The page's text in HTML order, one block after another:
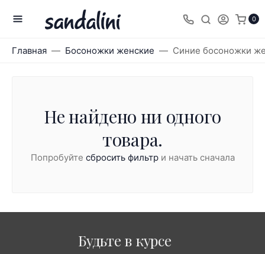
0
Главная Босоножки женские Синие босоножки
Не найдено ни одного
товара.
Попробуйте сбросить фильтри начать сначала
Будьте в курсе